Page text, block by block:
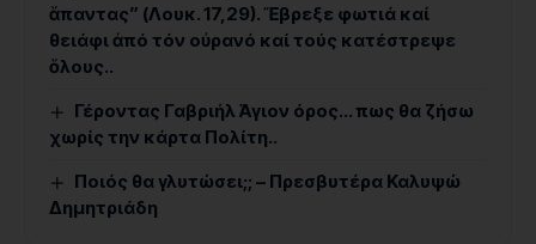
ἅπαντας” (Λουκ. 17,29). Ἔβρεξε φωτιά καί
θειάφι ἀπό τόν οὐρανό καί τούς κατέστρεψε
ὅλους..
Γέροντας Γαβριήλ Άγιον όρος… πως θα ζήσω
χωρίς την κάρτα Πολίτη..
Ποιός θα γλυτώσει;; – Πρεσβυτέρα Καλυψώ
Δημητριάδη